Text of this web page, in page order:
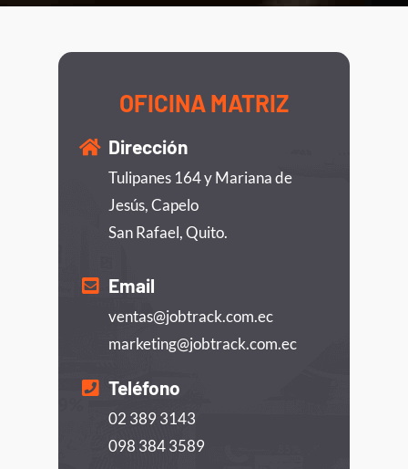
OFICINA MATRIZ
Dirección
Tulipanes 164 y Mariana de
Jesús, Capelo
San Rafael, Quito.
Email
ventas@jobtrack.com.ec
marketing@jobtrack.com.ec
Teléfono
02 389 3143
098 384 3589